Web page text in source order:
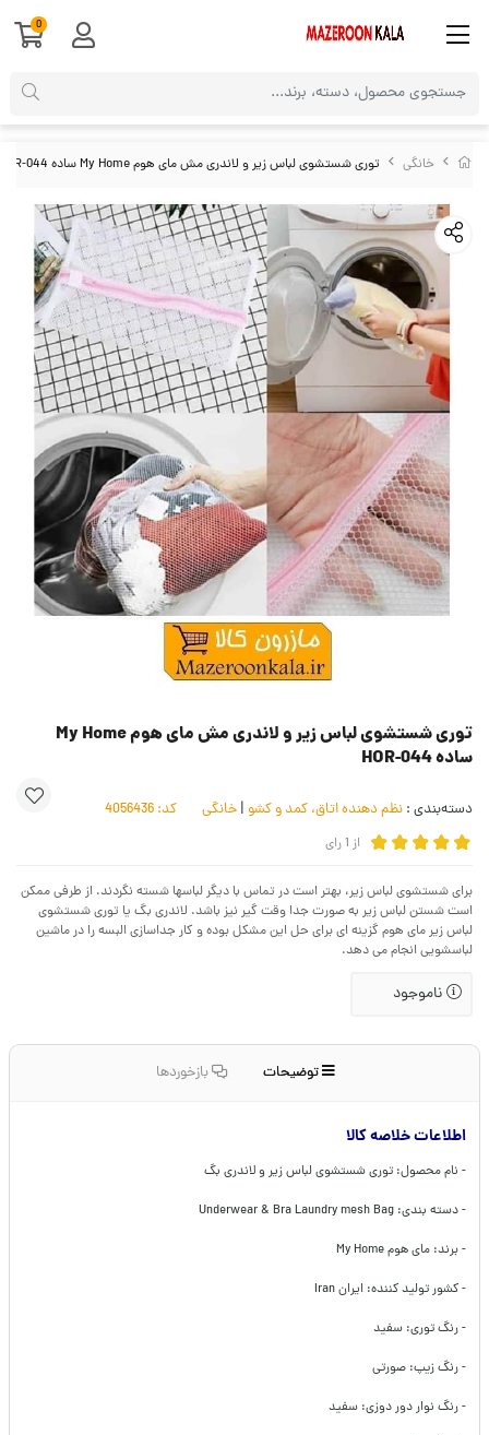
خانگی توری شستشوی لباس زیر و لاندری مش مای هوم My Home ساده HOR-044
توری شستشوی لباس زیر و لاندری مش مای هوم My Home
ساده HOR-044
دسته‌بندی : نظم دهنده اتاق، کمد و کشو | خانگی کد:
از 1رای
برای شستشوی لباس زیر، بهتر است در تماس با دیگر لباسها شسته نگردند. از طرفی ممکن
است شستن لباس زیر به صورت جدا وقت گیر نیز باشد. لاندری بگ یا توری شستشوی
لباس زیر مای هوم گزینه ای برای حل این مشکل بوده و کار جداسازی البسه را در ماشین
لباسشویی انجام می دهد.
ناموجود
توضیحات بازخوردها
اطلاعات خلاصه کالا
- نام محصول: توری شستشوی لباس زیر و لاندری بگ
- دسته بندی: Underwear & Bra Laundry mesh Bag
- برند: مای هوم My Home
- کشور تولید کننده: ایران Iran
- رنگ توری: سفید
- رنگ زیپ: صورتی
- رنگ نوار دور دوزی: سفید
0